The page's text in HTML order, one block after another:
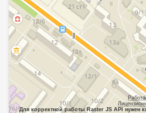
Для корректной работы Raster JS API нужен